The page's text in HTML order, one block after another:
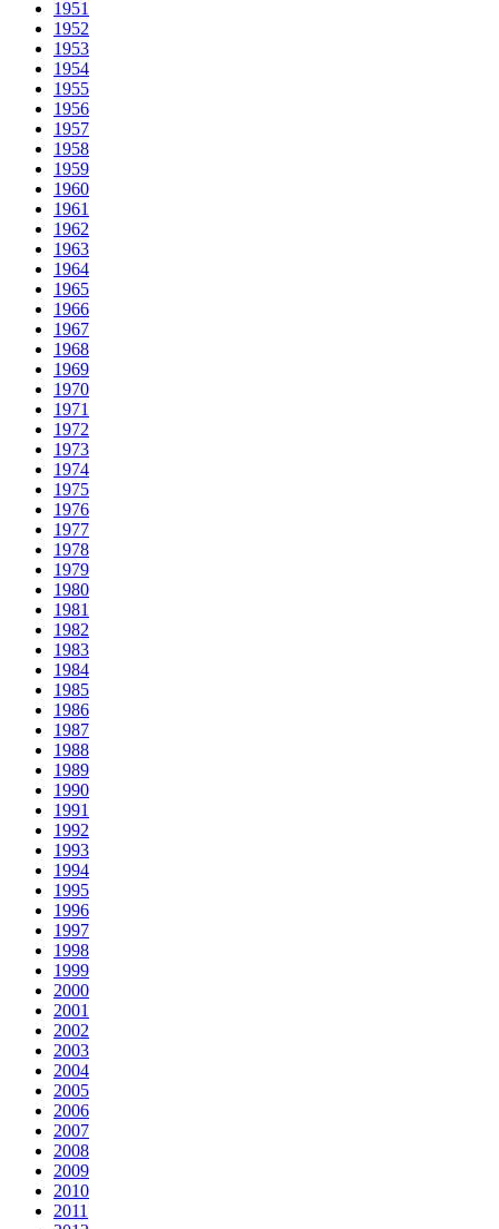
1951
1952
1953
1954
1955
1956
1957
1958
1959
1960
1961
1962
1963
1964
1965
1966
1967
1968
1969
1970
1971
1972
1973
1974
1975
1976
1977
1978
1979
1980
1981
1982
1983
1984
1985
1986
1987
1988
1989
1990
1991
1992
1993
1994
1995
1996
1997
1998
1999
2000
2001
2002
2003
2004
2005
2006
2007
2008
2009
2010
2011